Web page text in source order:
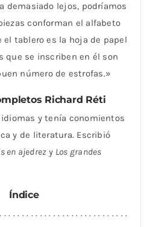
demasiado lejos, podríamos
conforman el alfabeto
el tablero es la hoja de papel
que se inscriben en él son
número de estrofas.»
Richard Réti
y tenía conomientos
y de literatura. Escribió
en ajedrezy Los grandes
Índice
. . . . . . . . . . . . . . . . . . . . . . . . . .